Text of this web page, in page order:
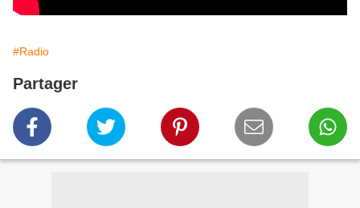
#Radio
Partager